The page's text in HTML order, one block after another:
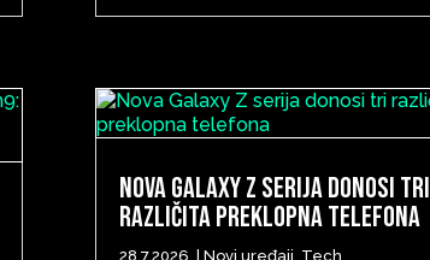
Nova Galaxy Z serija donosi tri
različita preklopna telefona
28.7.2026. | Novi uređaji Tech